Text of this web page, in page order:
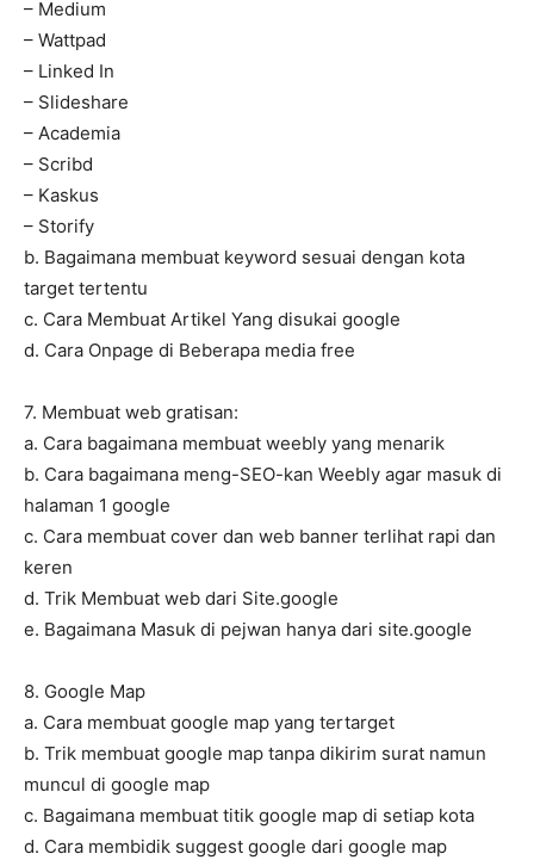
– Medium
– Wattpad
– Linked In
– Slideshare
– Academia
– Scribd
– Kaskus
– Storify
b. Bagaimana membuat keyword sesuai dengan kota
target tertentu
c. Cara Membuat Artikel Yang disukai google
d. Cara Onpage di Beberapa media free
7. Membuat web gratisan:
a. Cara bagaimana membuat weebly yang menarik
b. Cara bagaimana meng-SEO-kan Weebly agar masuk di
halaman 1 google
c. Cara membuat cover dan web banner terlihat rapi dan
keren
d. Trik Membuat web dari Site.google
e. Bagaimana Masuk di pejwan hanya dari site.google
8. Google Map
a. Cara membuat google map yang tertarget
b. Trik membuat google map tanpa dikirim surat namun
muncul di google map
c. Bagaimana membuat titik google map di setiap kota
d. Cara membidik suggest google dari google map